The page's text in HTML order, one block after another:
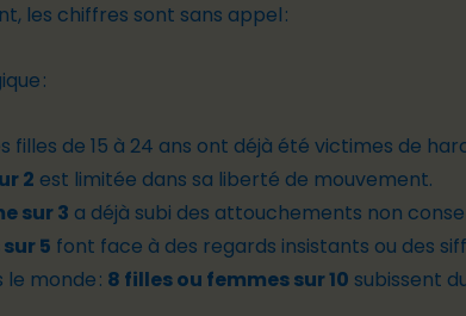
les chiffres sont sans appel :
:
filles de 15 à 24 ans ont déjà été victimes de
2 est limitée dans sa liberté de mouvement.
sur 3 a déjà subi des attouchements non
5 font face à des regards insistants ou des
le monde : 8 filles ou femmes sur 10 subissent